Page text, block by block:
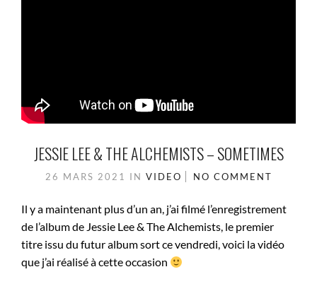
JESSIE LEE & THE ALCHEMISTS – SOMETIMES
26 MARS 2021 IN VIDEO NO COMMENT
Il y a maintenant plus d’un an, j’ai filmé l’enregistrement
de l’album de Jessie Lee & The Alchemists, le premier
titre issu du futur album sort ce vendredi, voici la vidéo
que j’ai réalisé à cette occasion